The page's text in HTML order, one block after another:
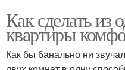
Как сделать из
квартиры
Как бы банально ни